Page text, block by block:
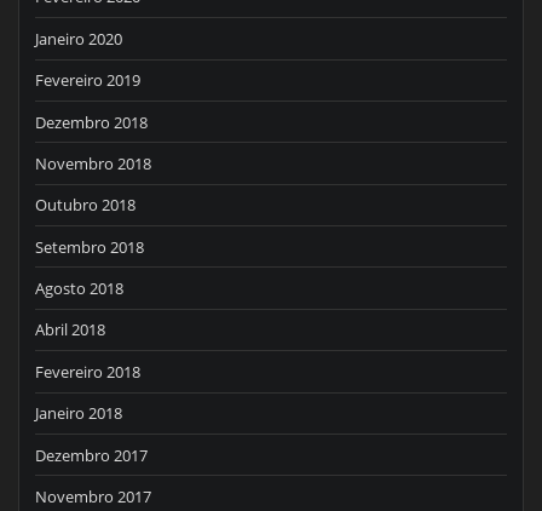
Janeiro 2020
Fevereiro 2019
Dezembro 2018
Novembro 2018
Outubro 2018
Setembro 2018
Agosto 2018
Abril 2018
Fevereiro 2018
Janeiro 2018
Dezembro 2017
Novembro 2017